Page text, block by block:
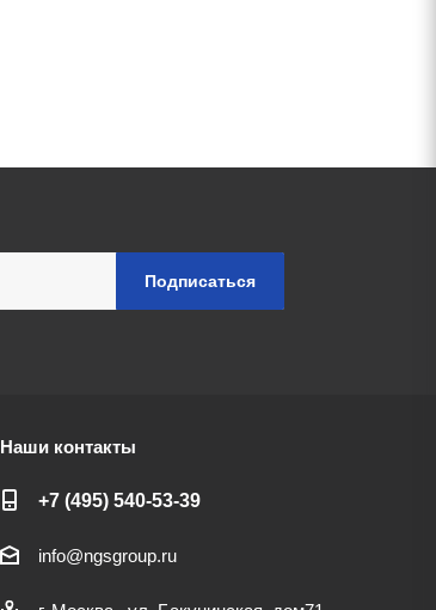
Наши контакты
+7 (495) 540-53-39
info@ngsgroup.ru